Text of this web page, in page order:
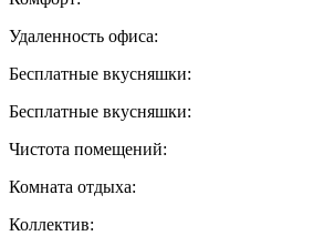
Удаленность офиса:
Бесплатные вкусняшки:
Бесплатные вкусняшки:
Чистота помещений:
Комната отдыха:
Коллектив: